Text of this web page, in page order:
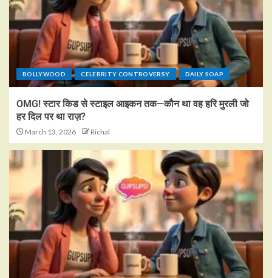
BOLLYWOOD CELEBRITY CONTROVERSY DAILY SOAP
OMG! स्टार किड से स्टाइल आइकन तक—कौन था वह हरि मुरली जो
हर दिल पर था राज़?
March 13, 2026 Richal